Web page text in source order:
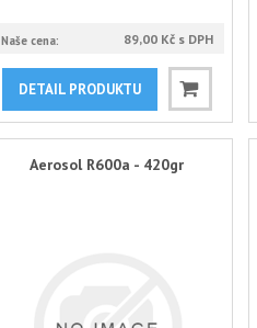
Naše cena: 89,00 Kč s DPH
DETAIL PRODUKTU
Aerosol R600a - 420gr